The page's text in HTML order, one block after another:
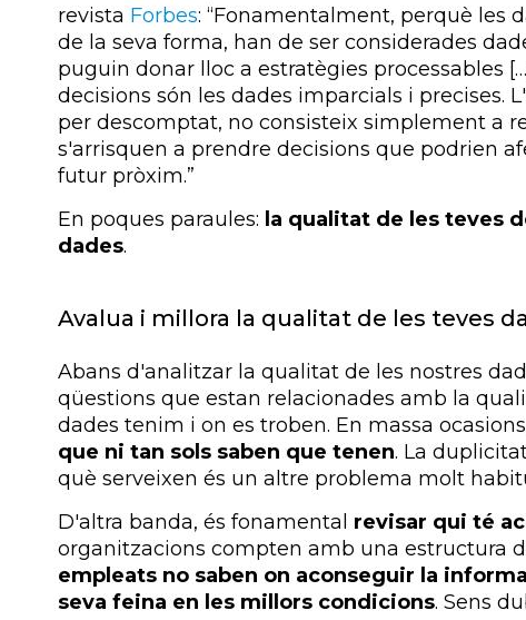
revista Forbes: “Fonamentalment, perquè les
de la seva forma, han de ser considerades
puguin donar lloc a estratègies processables
decisions són les dades imparcials i precises.
per descomptat, no consisteix simplement a
s'arrisquen a prendre decisions que podrien
futur pròxim.”
En poques paraules: la qualitat de les teves
dades.
Avalua i millora la qualitat de les teves
Abans d'analitzar la qualitat de les nostres
qüestions que estan relacionades amb la
dades tenim i on es troben. En massa
que ni tan sols saben que tenen. La
què serveixen és un altre problema molt
D'altra banda, és fonamental revisar qui té
organitzacions compten amb una estructura
empleats no saben on aconseguir la
seva feina en les millors condicions. Sens